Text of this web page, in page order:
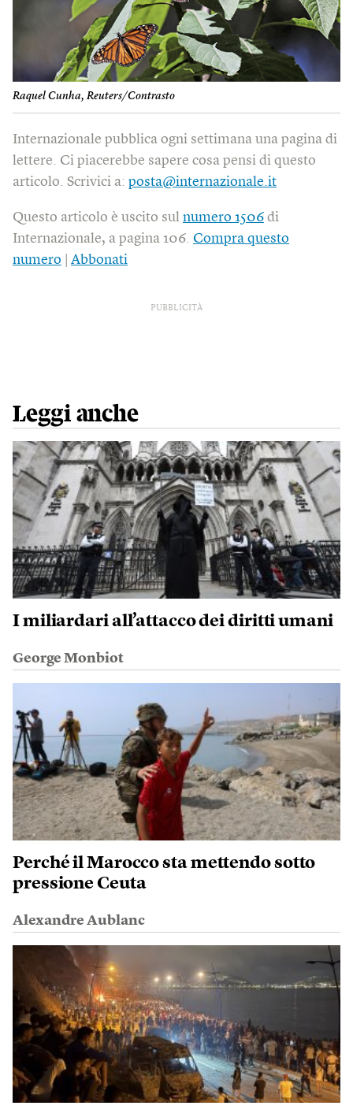
Raquel Cunha, Reuters/Contrasto
Internazionale pubblica ogni settimana una pagina di
lettere. Ci piacerebbe sapere cosa pensi di questo
articolo. Scrivici a: posta@internazionale.it
Questo articolo è uscito sul numero 1506 di
Internazionale, a pagina 106. Compra questo
numero
Abbonati
PUBBLICITÀ
Leggi anche
I miliardari all’attacco dei diritti umani
George Monbiot
Perché il Marocco sta mettendo sotto
pressione Ceuta
Alexandre Aublanc